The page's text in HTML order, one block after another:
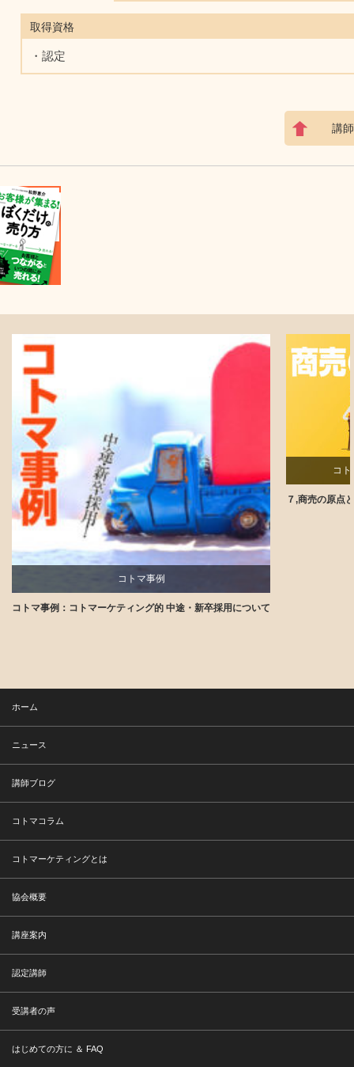
取得資格
・認定
講
コトマ事例
講師ブログ
コトマ事例：コトマーケティング的 中途・新卒採用について
コ
７,商売の原点
ホーム
ニュース
講師ブログ
コトマコラム
コトマーケティングとは
協会概要
講座案内
認定講師
受講者の声
はじめての方に ＆ FAQ